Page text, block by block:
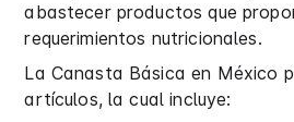
abastecer productos que
requerimientos nutricionales.
La Canasta Básica en México
artículos, la cual incluye: